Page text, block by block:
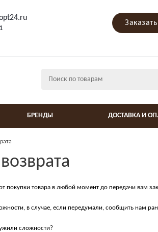
БРЕНДЫ ДОСТАВКА И
покупки товара в любой момент до передачи вам
в случае, если передумали, сообщить нам
сложности?